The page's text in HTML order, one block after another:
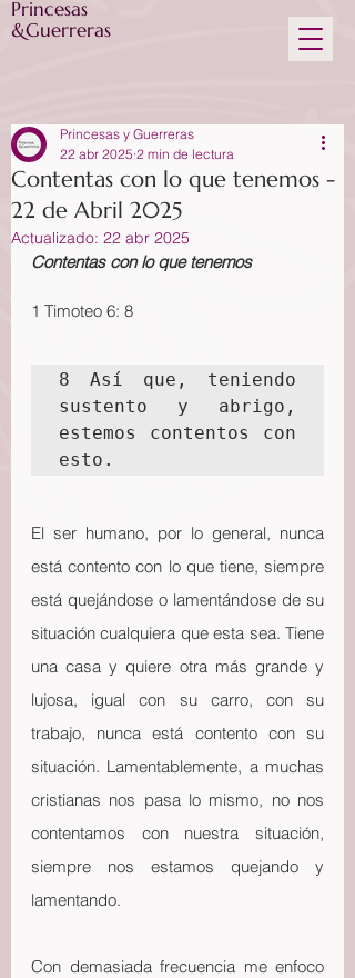
Princesas
&Guerreras
Contentas con lo que tenemos -
22 de Abril 2025
Princesas y Guerreras
22 abr 2025 2 min de lectura
Actualizado: 22 abr 2025
Contentas con lo que tenemos
1 Timoteo 6: 8
8 Así que, teniendo
sustento y abrigo,
estemos contentos con
esto.
El ser humano, por lo general, nunca
está contento con lo que tiene, siempre
está quejándose o lamentándose de su
situación cualquiera que esta sea. Tiene
una casa y quiere otra más grande y
lujosa, igual con su carro, con su
trabajo, nunca está contento con su
situación. Lamentablemente, a muchas
cristianas nos pasa lo mismo, no nos
contentamos con nuestra situación,
siempre nos estamos quejando y
lamentando.
Con demasiada frecuencia me enfoco